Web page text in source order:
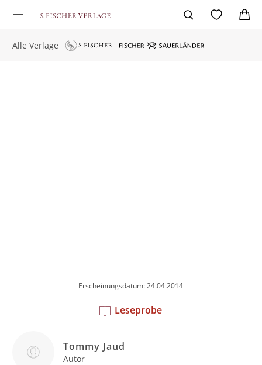
Alle Verlage
Erscheinungsdatum: 24.04.2014
Leseprobe
Tommy Jaud
Autor